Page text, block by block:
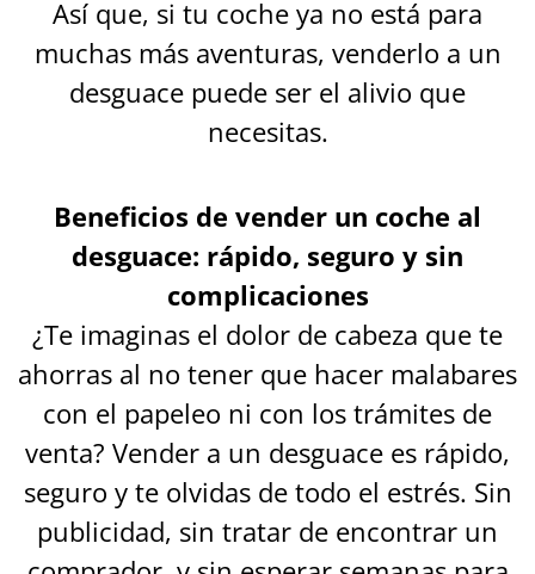
Así que, si tu coche ya no está para
muchas más aventuras, venderlo a un
desguace puede ser el alivio que
necesitas.
Beneficios de vender un coche al
desguace: rápido, seguro y sin
complicaciones
¿Te imaginas el dolor de cabeza que te
ahorras al no tener que hacer malabares
con el papeleo ni con los trámites de
venta? Vender a un desguace es rápido,
seguro y te olvidas de todo el estrés. Sin
publicidad, sin tratar de encontrar un